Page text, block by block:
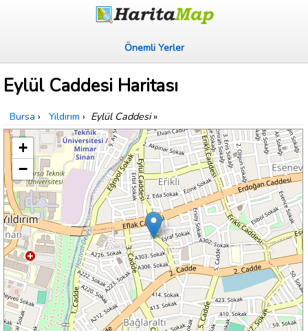
Önemli Yerler
Eylül Caddesi Haritası
Bursa › Yıldırım › Eylül Caddesi»
+
−